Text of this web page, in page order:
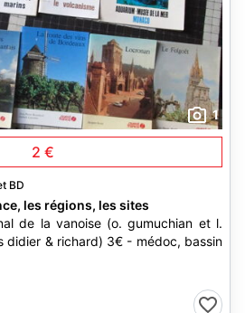
1
2 €
BD
les régions, les sites
de la vanoise (o. gumuchian et l.
didier & richard) 3€ - médoc, bassin